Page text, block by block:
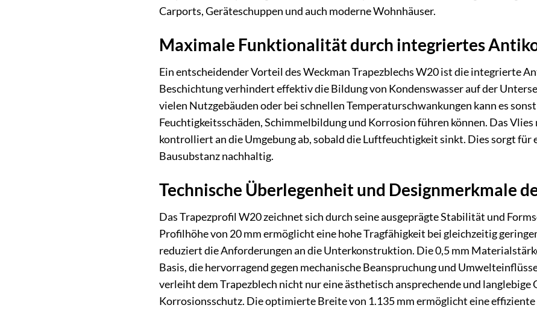
Carports, Geräteschuppen und auch moderne Wohnhäuser.
Maximale Funktionalität durch integriertes
Ein entscheidender Vorteil des Weckman Trapezblechs W20 ist die integrierte
Beschichtung verhindert effektiv die Bildung von Kondenswasser auf der
vielen Nutzgebäuden oder bei schnellen Temperaturschwankungen kann es
Feuchtigkeitsschäden, Schimmelbildung und Korrosion führen können. Das
kontrolliert an die Umgebung ab, sobald die Luftfeuchtigkeit sinkt. Dies sorgt für
Bausubstanz nachhaltig.
Technische Überlegenheit und Designmerkmale
Das Trapezprofil W20 zeichnet sich durch seine ausgeprägte Stabilität und
Profilhöhe von 20 mm ermöglicht eine hohe Tragfähigkeit bei gleichzeitig
reduziert die Anforderungen an die Unterkonstruktion. Die 0,5 mm
Basis, die hervorragend gegen mechanische Beanspruchung und
verleiht dem Trapezblech nicht nur eine ästhetisch ansprechende und
Korrosionsschutz. Die optimierte Breite von 1.135 mm ermöglicht eine